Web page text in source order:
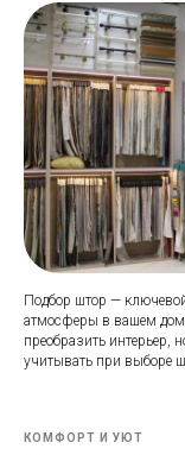
Подбор штор —
атмосферы в вашем
преобразить интерьер,
учитывать при выборе
КОМФОРТ И УЮТ